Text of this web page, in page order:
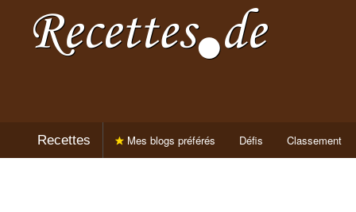
Recettes Mes blogs préférés Défis Classement